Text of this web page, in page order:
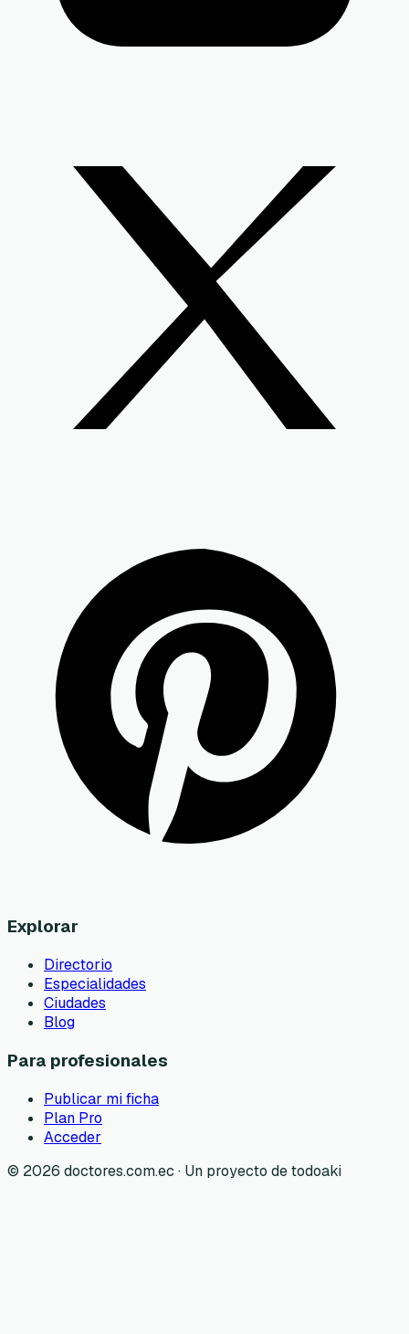
Explorar
Directorio
Especialidades
Ciudades
Blog
Para profesionales
Publicar mi ficha
Plan Pro
Acceder
© 2026 doctores.com.ec · Un proyecto de todoaki